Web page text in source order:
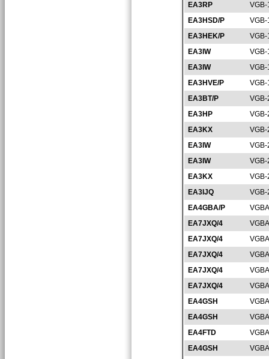
EA3RP
EA3HSD/P
EA3HEK/P
EA3IW
EA3IW
EA3HVE/P
EA3BT/P
EA3HP
EA3KX
EA3IW
EA3IW
EA3KX
EA3IJQ
EA4GBA/P
EA7JXQ/4
EA7JXQ/4
EA7JXQ/4
EA7JXQ/4
EA7JXQ/4
EA4GSH
EA4GSH
EA4FTD
EA4GSH